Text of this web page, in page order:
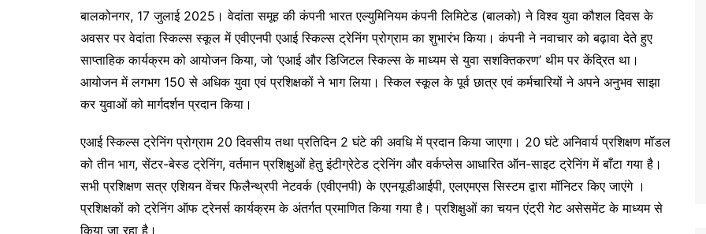
c
e
b
o
k
itt
er
ai
l
p
y
Li
n
e
gr
a
m
s
s
e
n
er
ar
e
बालकोनगर, 17 जुलाई 2025। वेदांता समूह की कंपनी भारत एल्युमिनियम कंपनी लिमिटेड (बालको) ने विश्व युवा कौशल दिवस के
अवसर पर वेदांता स्किल्स स्कूल में एवीएनपी एआई स्किल्स ट्रेनिंग प्रोग्राम का शुभारंभ किया। कंपनी ने नवाचार को बढ़ावा देते हुए
साप्ताहिक कार्यक्रम को आयोजन किया, जो ‘एआई और डिजिटल स्किल्स के माध्यम से युवा सशक्तिकरण’ थीम पर केंद्रित था।
आयोजन में लगभग 150 से अधिक युवा एवं प्रशिक्षकों ने भाग लिया। स्किल स्कूल के पूर्व छात्र एवं कर्मचारियों ने अपने अनुभव साझा
कर युवाओं को मार्गदर्शन प्रदान किया।
एआई स्किल्स ट्रेनिंग प्रोग्राम 20 दिवसीय तथा प्रतिदिन 2 घंटे की अवधि में प्रदान किया जाएगा। 20 घंटे अनिवार्य प्रशिक्षण मॉडल
को तीन भाग, सेंटर-बेस्ड ट्रेनिंग, वर्तमान प्रशिक्षुओं हेतु इंटीग्रेटेड ट्रेनिंग और वर्कप्लेस आधारित ऑन-साइट ट्रेनिंग में बाँटा गया है।
सभी प्रशिक्षण सत्र एशियन वेंचर फिलैन्थ्रपी नेटवर्क (एवीएनपी) के एएनयूडीआईपी, एलएमएस सिस्टम द्वारा मॉनिटर किए जाएंगे ।
प्रशिक्षकों को ट्रेनिंग ऑफ ट्रेनर्स कार्यक्रम के अंतर्गत प्रमाणित किया गया है। प्रशिक्षुओं का चयन एंट्री गेट असेसमेंट के माध्यम से
किया जा रहा है।